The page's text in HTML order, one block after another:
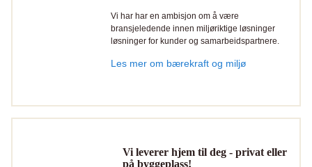
Vi har har en ambisjon om å være
bransjeledende innen miljøriktige løsninger
løsninger for kunder og samarbeidspartnere.
Les mer om bærekraft og miljø
Vi leverer hjem til deg - privat eller
på byggeplass!